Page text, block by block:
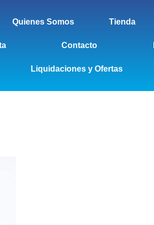
Quienes Somos Tienda
Contacto
Liquidaciones y Ofertas